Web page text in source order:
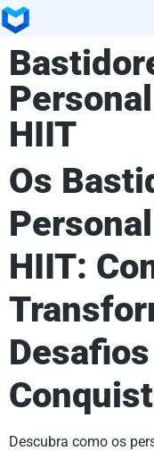
HIIT
Os
HIIT:
Descubra como os